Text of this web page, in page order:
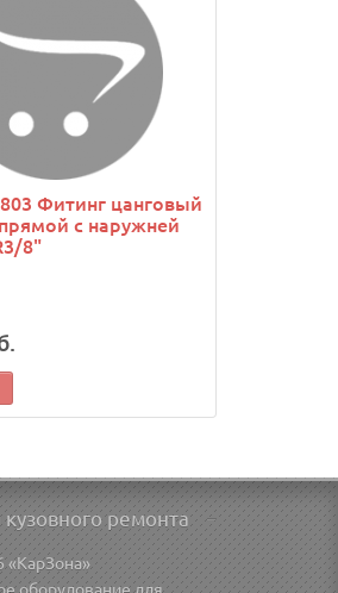
Фитинг цанговый
с наружней
8"
кузовного ремонта
оборудование для